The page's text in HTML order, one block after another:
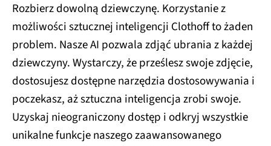
Rozbierz dowolną dziewczynę. Korzystanie z
możliwości sztucznej inteligencji Clothoff to żaden
problem. Nasze AI pozwala zdjąć ubrania z każdej
dziewczyny. Wystarczy, że prześlesz swoje zdjęcie,
dostosujesz dostępne narzędzia dostosowywania i
poczekasz, aż sztuczna inteligencja zrobi swoje.
Uzyskaj nieograniczony dostęp i odkryj wszystkie
unikalne funkcje naszego zaawansowanego